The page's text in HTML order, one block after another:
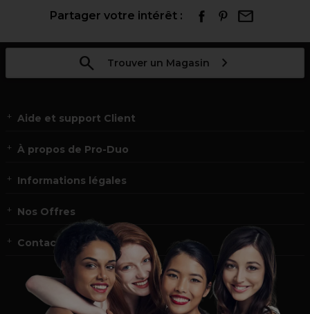
Partager votre intérêt :
Trouver un Magasin
Aide et support Client
À propos de Pro-Duo
Informations légales
Nos Offres
Contact